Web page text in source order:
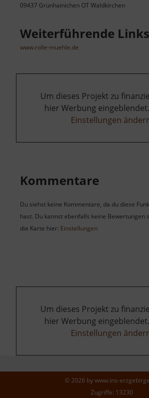
09437 Grünhainichen OT Waldkirchen
Weiterführende Links
www.rolle-muehle.de
Um dieses Projekt zu
hier Werbung eingeblendet.
Einstellungen
Kommentare
Du siehst keine Kommentare, da du diese
hast. Du kannst ebenfalls keine Bewertungen
die Karte hier: Einstellungen
Um dieses Projekt zu
hier Werbung eingeblendet.
Einstellungen
© 2026 bywww.ins-
Zugriffe: 13230